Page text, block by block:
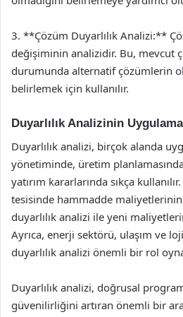
3. **Çözüm Duyarlılık Analizi:**
değişiminin analizidir. Bu, mevcut
durumunda alternatif çözümlerin
belirlemek için kullanılır.
Duyarlılık Analizinin
Duyarlılık analizi, birçok alanda
yönetiminde, üretim
yatırım kararlarında sıkça
tesisinde hammadde
duyarlılık analizi ile yeni
Ayrıca, enerji sektörü, ulaşım ve
duyarlılık analizi önemli bir rol
Duyarlılık analizi, doğrusal
güvenilirliğini artıran önemli bir